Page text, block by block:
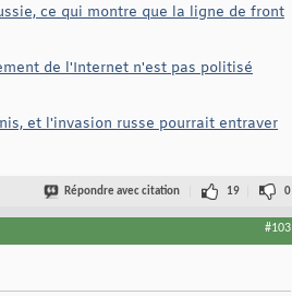
ce qui montre que la ligne de front
de l'Internet n'est pas politisé
et l'invasion russe pourrait entraver
Répondre avec citation 19 0
#103